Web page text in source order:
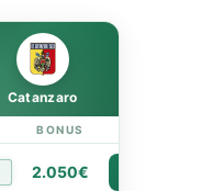
Catanzaro
BONUS
2.050€